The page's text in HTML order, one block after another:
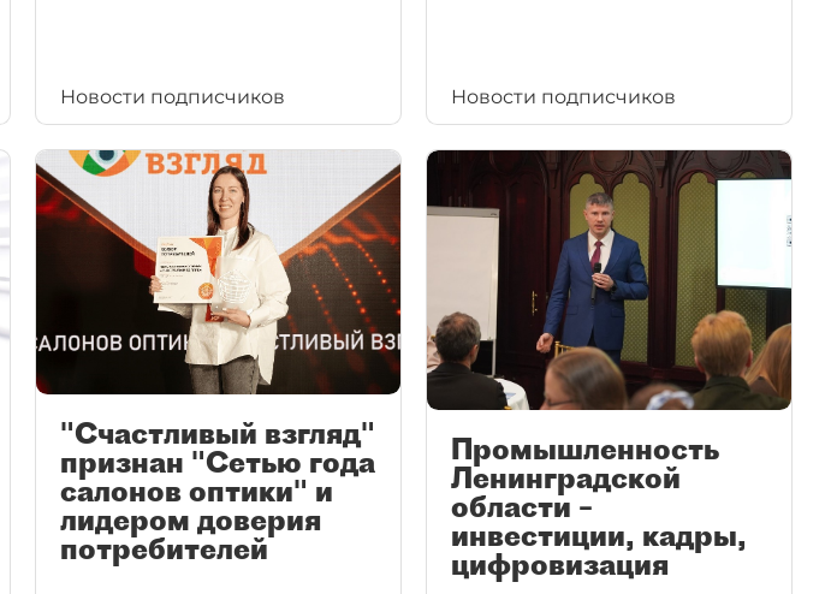
Новости подписчиков Новости подписчиков
"Счастливый взгляд"
признан "Сетью года
салонов оптики" и
лидером доверия
потребителей
Промышленность
Ленинградской
области –
инвестиции, кадры,
цифровизация